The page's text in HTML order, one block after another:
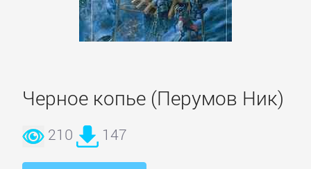
Черное копье (Перумов Ник)
210 147